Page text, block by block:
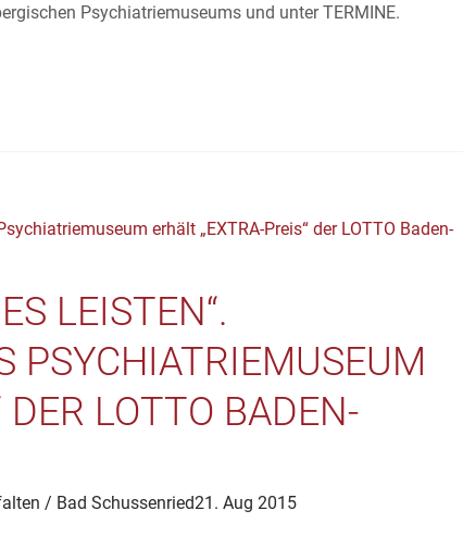
Psychiatriemuseums und unter TERMINE.
LEISTEN“. W
E
LOTTO BADEN-W
/ Bad Schussenried21. Aug 2015